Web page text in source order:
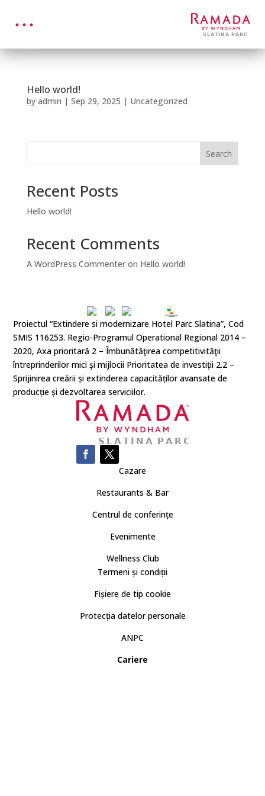
Hello world!
by admin | Sep 29, 2025 | Uncategorized
Search
Recent Posts
Hello world!
Recent Comments
A WordPress Commenteron Hello world!
Proiectul “Extindere si modernizare Hotel Parc Slatina”, Cod
SMIS 116253. Regio-Programul Operational Regional 2014 –
2020, Axa prioritară 2 – Îmbunătăţirea competitivităţii
întreprinderilor mici şi mijlocii Prioritatea de investiții 2.2 –
Sprijinirea creării și extinderea capacităților avansate de
producție și dezvoltarea serviciilor.
Cazare
Restaurants & Bar
Centrul de conferințe
Evenimente
Wellness Club
Termeni și condiții
Fișiere de tip cookie
Protecția datelor personale
ANPC
Cariere